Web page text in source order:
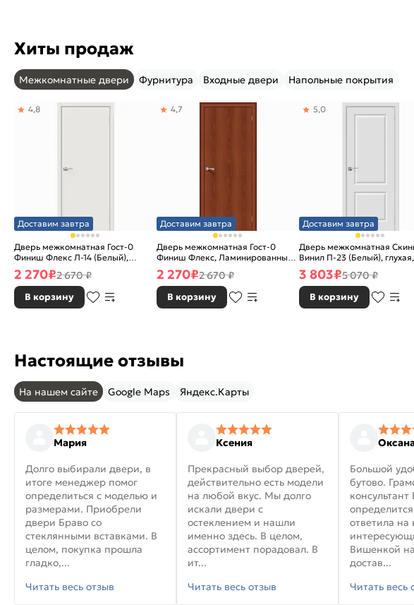
Хиты продаж
Межкомнатные двери Фурнитура Входные двери Напольные покрытия
Доставим завтра
Дверь межкомнатная Гост-0
Финиш Флекс Л-14 (Белый),
глухая, каркасно-щитовая
4,8
2 270₽2 670 ₽
В корзину
Доставим завтра
Дверь межкомнатная Гост-0
Финиш Флекс, Ламинированные
Л-11 (ИталОрех), глухая,
каркасно-щитовая
4,7
2 270₽2 670 ₽
В корзину
Доставим завтра
Дверь межкомнатная
Винил П-23 (Белый), глухая,
скиновая
5,0
3 803₽5 070 ₽
В корзину
Настоящие отзывы
На нашем сайте Google Maps Яндекс.Карты
Мария
Долго выбирали двери, в
итоге менеджер помог
определиться с моделью и
размерами. Приобрели
двери Браво со
стеклянными вставками. В
целом, покупка прошла
гладко,...
Читать весь отзыв
Ксения
Прекрасный выбор дверей,
действительно есть модели
на любой вкус. Мы долго
искали двери с
остеклением и нашли
именно здесь. В целом,
ассортимент порадовал. В
ит...
Читать весь отзыв
Большой
бутово.
ответила на
Вишенкой
достав...
Читать весь